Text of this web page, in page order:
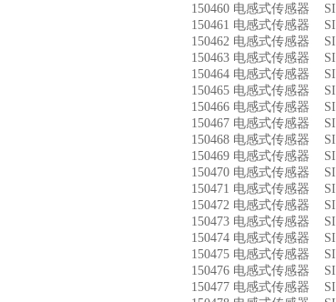
150460 电感式传感器
150461 电感式传感器
150462 电感式传感器
150463 电感式传感器
150464 电感式传感器
150465 电感式传感器
150466 电感式传感器
150467 电感式传感器
150468 电感式传感器
150469 电感式传感器
150470 电感式传感器
150471 电感式传感器
150472 电感式传感器
150473 电感式传感器
150474 电感式传感器
150475 电感式传感器
150476 电感式传感器
150477 电感式传感器